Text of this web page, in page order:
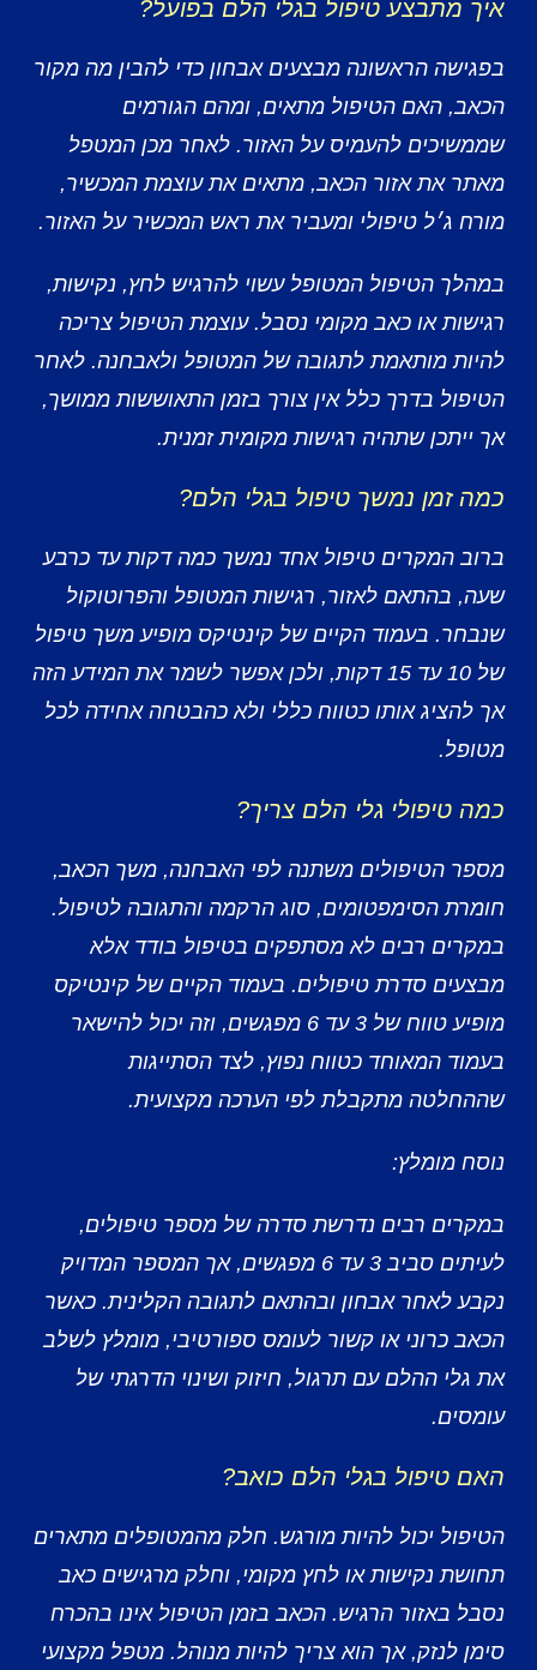
איך מתבצע טיפול בגלי הלם בפועל?
בפגישה הראשונה מבצעים אבחון כדי להבין מה מקור
הכאב, האם הטיפול מתאים, ומהם הגורמים
שממשיכים להעמיס על האזור. לאחר מכן המטפל
מאתר את אזור הכאב, מתאים את עוצמת המכשיר,
מורח ג׳ל טיפולי ומעביר את ראש המכשיר על האזור.
במהלך הטיפול המטופל עשוי להרגיש לחץ, נקישות,
רגישות או כאב מקומי נסבל. עוצמת הטיפול צריכה
להיות מותאמת לתגובה של המטופל ולאבחנה. לאחר
הטיפול בדרך כלל אין צורך בזמן התאוששות ממושך,
אך ייתכן שתהיה רגישות מקומית זמנית.
כמה זמן נמשך טיפול בגלי הלם?
ברוב המקרים טיפול אחד נמשך כמה דקות עד כרבע
שעה, בהתאם לאזור, רגישות המטופל והפרוטוקול
שנבחר. בעמוד הקיים של קינטיקס מופיע משך טיפול
של 10 עד 15 דקות, ולכן אפשר לשמר את המידע הזה
אך להציג אותו כטווח כללי ולא כהבטחה אחידה לכל
מטופל.
כמה טיפולי גלי הלם צריך?
מספר הטיפולים משתנה לפי האבחנה, משך הכאב,
חומרת הסימפטומים, סוג הרקמה והתגובה לטיפול.
במקרים רבים לא מסתפקים בטיפול בודד אלא
מבצעים סדרת טיפולים. בעמוד הקיים של קינטיקס
מופיע טווח של 3 עד 6 מפגשים, וזה יכול להישאר
בעמוד המאוחד כטווח נפוץ, לצד הסתייגות
שההחלטה מתקבלת לפי הערכה מקצועית.
נוסח מומלץ:
במקרים רבים נדרשת סדרה של מספר טיפולים,
לעיתים סביב 3 עד 6 מפגשים, אך המספר המדויק
נקבע לאחר אבחון ובהתאם לתגובה הקלינית. כאשר
הכאב כרוני או קשור לעומס ספורטיבי, מומלץ לשלב
את גלי ההלם עם תרגול, חיזוק ושינוי הדרגתי של
עומסים.
האם טיפול בגלי הלם כואב?
הטיפול יכול להיות מורגש. חלק מהמטופלים מתארים
תחושת נקישות או לחץ מקומי, וחלק מרגישים כאב
נסבל באזור הרגיש. הכאב בזמן הטיפול אינו בהכרח
סימן לנזק, אך הוא צריך להיות מנוהל. מטפל מקצועי